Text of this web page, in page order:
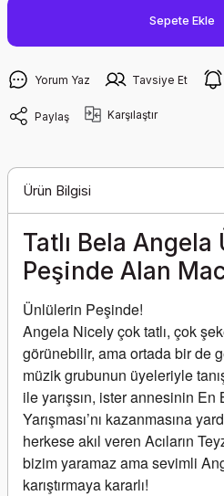
Sepete Ekle
Yorum Yaz Tavsiye Et
Paylaş Karşılaştır
Ürün Bilgisi
Tatlı Bela
Peşinde Alan
Ünlülerin Peşinde!
Angela Nicely çok tatlı, çok
görünebilir, ama ortada bir de
müzik grubunun üyeleriyle
ile yarışsın, ister annesinin En
Yarışması’nı kazanmasına
herkese akıl veren Acıların
bizim yaramaz ama sevimli
karıştırmaya kararlı!